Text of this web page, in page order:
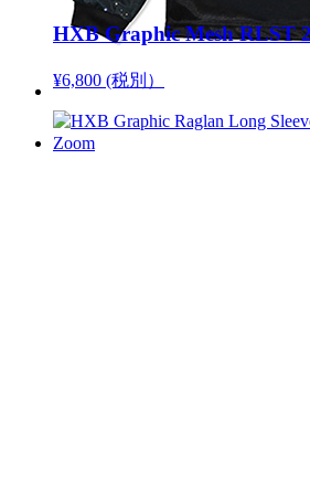
HXB Graphic Mesh RLST
¥6,800 (税別）